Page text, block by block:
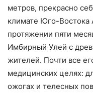
метров, прекрасно
климате Юго-Востока
протяжении пяти
Имбирный Улей с
жителей. Почти все
медицинских целях:
ожогах и телесных